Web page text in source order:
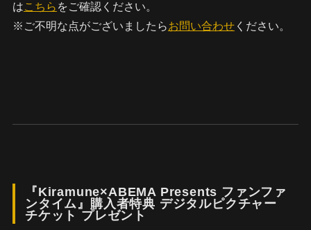
はこちら をご確認ください。
※ご不明な点がございましたらお問い合わせください。
『Kiramune×ABEMA Presents ファンファ
ンタイム』購入者特典 デジタルピクチャー
チケット プレゼント